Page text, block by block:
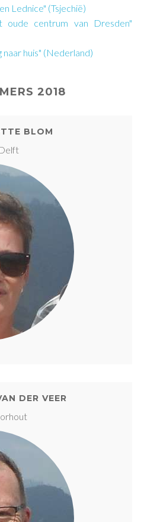
Lednice" (Tsjechië)
oude centrum van Dresden"
naar huis" (Nederland)
2018
BLOM
DER VEER